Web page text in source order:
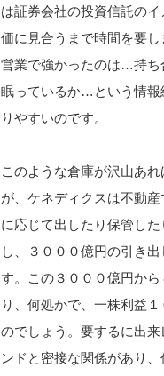
は証券会社の投資信託の
価に見合うまで時間を要
営業で強かったのは…持ち
眠っているか…という情報
りやすいのです。
このような倉庫が沢山あ
が、ケネディクスは不動
に応じて出したり保管し
し、３０００億円の引き
す。この３０００億円か
り、何処かで、一株利益
のでしょう。要するに出
ンドと密接な関係があり